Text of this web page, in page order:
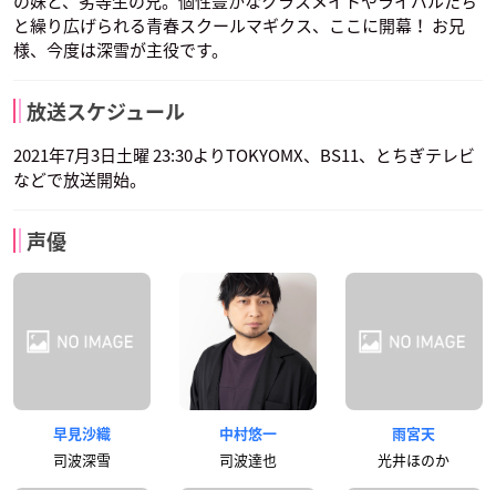
と繰り広げられる青春スクールマギクス、ここに開幕！ お兄
様、今度は深雪が主役です。
放送スケジュール
2021年7月3日土曜 23:30よりTOKYOMX、BS11、とちぎテレビ
などで放送開始。
声優
早見沙織
司波深雪
中村悠一
司波達也
雨宮天
光井ほのか